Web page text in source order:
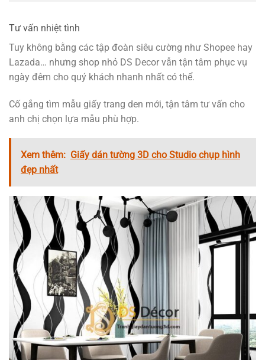
Tư vấn nhiệt tình
Tuy không bằng các tập đoàn siêu cường như Shopee hay
Lazada… nhưng shop nhỏ DS Decor vẫn tận tâm phục vụ
ngày đêm cho quý khách nhanh nhất có thể.
Cố gắng tìm mẫu giấy trang den mới, tận tâm tư vấn cho
anh chị chọn lựa mẫu phù hợp.
Xem thêm: Giấy dán tường 3D cho Studio chụp hình
đẹp nhất